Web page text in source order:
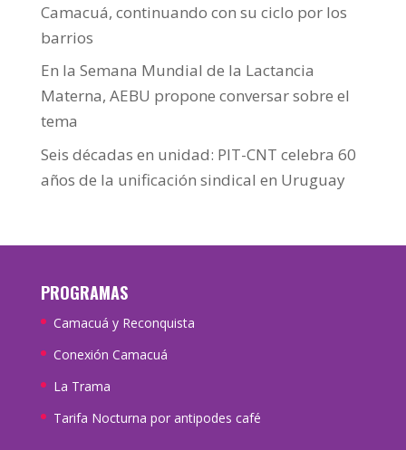
Camacuá, continuando con su ciclo por los
barrios
En la Semana Mundial de la Lactancia
Materna, AEBU propone conversar sobre el
tema
Seis décadas en unidad: PIT-CNT celebra 60
años de la unificación sindical en Uruguay
PROGRAMAS
Camacuá y Reconquista
Conexión Camacuá
La Trama
Tarifa Nocturna por antipodes café